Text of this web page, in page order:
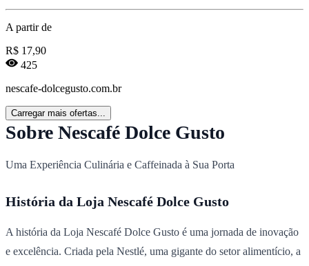
A partir de
R$ 17,90
425
nescafe-dolcegusto.com.br
Carregar mais ofertas...
Sobre Nescafé Dolce Gusto
Uma Experiência Culinária e Caffeinada à Sua Porta
História da Loja Nescafé Dolce Gusto
A história da Loja Nescafé Dolce Gusto é uma jornada de inovação
e excelência. Criada pela Nestlé, uma gigante do setor alimentício, a